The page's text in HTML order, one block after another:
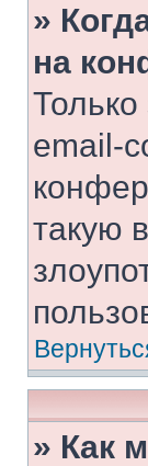
»
на
Только
email-
такую
» Как